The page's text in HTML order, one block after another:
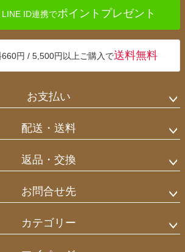
ID連携でポイントプレゼント
円 / 5,500円以上ご購入で送料無料
お支払い
配送・送料
返品・交換
お問合せ先
カテゴリー